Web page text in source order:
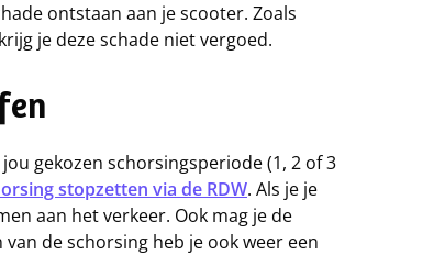
ontstaan aan je scooter. Zoals
je deze schade niet vergoed.
gekozen schorsingsperiode (1, 2 of 3
stopzetten via de RDW. Als je je
aan het verkeer. Ook mag je de
de schorsing heb je ook weer een